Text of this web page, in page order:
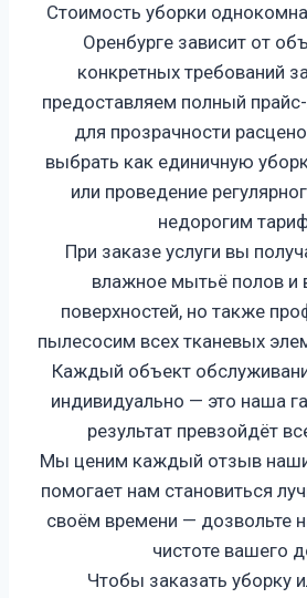
Стоимость уборки
Оренбурге зависит от
конкретных требований
предоставляем полный
для прозрачности
выбрать как единичную
или проведение
недорогим
При заказе услуги вы
влажное мытьё полов
поверхностей, но также
пылесосим всех тканевых
Каждый объект
индивидуально — это наша
результат превзойдёт
Мы ценим каждый отзыв
помогает нам становиться
своём времени — дозвольте
чистоте вашего
Чтобы заказать уборку